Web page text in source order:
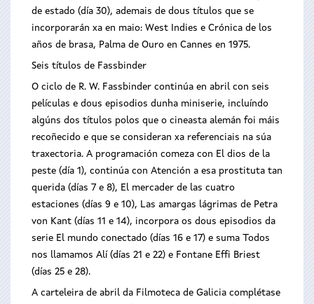
de estado (día 30), ademais de dous títulos que se
incorporarán xa en maio: West Indies e Crónica de los
años de brasa, Palma de Ouro en Cannes en 1975.
Seis títulos de Fassbinder
O ciclo de R. W. Fassbinder continúa en abril con seis
películas e dous episodios dunha miniserie, incluíndo
algúns dos títulos polos que o cineasta alemán foi máis
recoñecido e que se consideran xa referenciais na súa
traxectoria. A programación comeza con El dios de la
peste (día 1), continúa con Atención a esa prostituta tan
querida (días 7 e 8), El mercader de las cuatro
estaciones (días 9 e 10), Las amargas lágrimas de Petra
von Kant (días 11 e 14), incorpora os dous episodios da
serie El mundo conectado (días 16 e 17) e suma Todos
nos llamamos Alí (días 21 e 22) e Fontane Effi Briest
(días 25 e 28).
A carteleira de abril da Filmoteca de Galicia complétase